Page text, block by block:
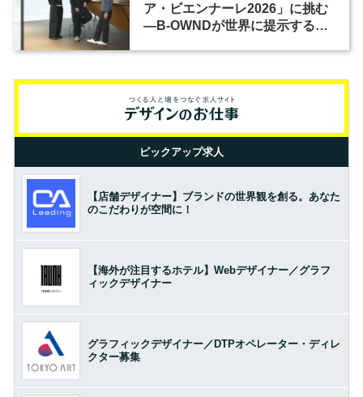
ア・ビエンナーレ2026」に挑む
―B-OWNDが世界に提示する美
ピックアップ求人
【店舗デザイナー】ブランドの世界観を創る。あなた
のこだわりが空間に！
【海外が注目するホテル】Webデザイナー／グラフ
ィックデザイナー
グラフィックデザイナー／DTPオペレーター・ディレ
クター募集